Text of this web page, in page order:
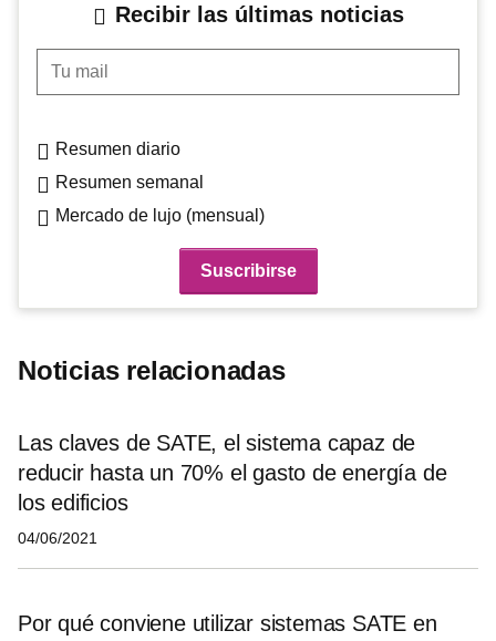
Recibir las últimas noticias
Tu mail
Resumen diario
Resumen semanal
Mercado de lujo (mensual)
Noticias relacionadas
Las claves de SATE, el sistema capaz de
reducir hasta un 70% el gasto de energía de
los edificios
04/06/2021
Por qué conviene utilizar sistemas SATE en